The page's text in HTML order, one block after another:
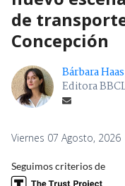
de
Concepción
Bárbara Haas
Editora
Viernes 07 Agosto, 2026
Seguimos criterios de